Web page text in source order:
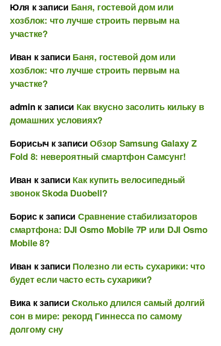
Юля к записи Баня, гостевой дом или
хозблок: что лучше строить первым на
участке?
Иван к записи Баня, гостевой дом или
хозблок: что лучше строить первым на
участке?
admin к записи Как вкусно засолить кильку в
домашних условиях?
Борисыч к записиОбзор Samsung Galaxy Z
Fold 8: невероятный смартфон Самсунг!
Иван к записи Как купить велосипедный
звонок Skoda Duobell?
Бориск записи Сравнение стабилизаторов
смартфона: DJI Osmo Mobile 7P или DJI Osmo
Mobile 8?
Иван к записи Полезно ли есть сухарики: что
будет если часто есть сухарики?
Викак записиСколько длился самый долгий
сон в мире: рекорд Гиннесса по самому
долгому сну